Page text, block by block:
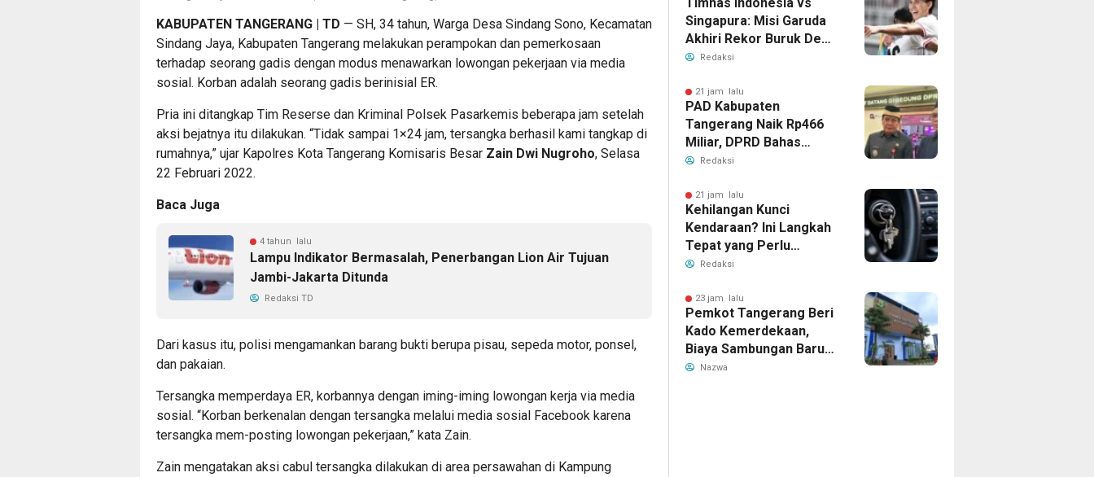
KABUPATEN TANGERANG | TD — SH, 34 tahun, Warga Desa Sindang Sono, Kecamatan
Sindang Jaya, Kabupaten Tangerang melakukan perampokan dan pemerkosaan
terhadap seorang gadis dengan modus menawarkan lowongan pekerjaan via media
sosial. Korban adalah seorang gadis berinisial ER.
Pria ini ditangkap Tim Reserse dan Kriminal Polsek Pasarkemis beberapa jam setelah
aksi bejatnya itu dilakukan. “Tidak sampai 1×24 jam, tersangka berhasil kami tangkap di
rumahnya,” ujar Kapolres Kota Tangerang Komisaris Besar Zain Dwi Nugroho, Selasa
22 Februari 2022.
Baca Juga
4 tahun lalu
Lampu Indikator Bermasalah, Penerbangan Lion Air Tujuan
Jambi-Jakarta Ditunda
Redaksi TD
Dari kasus itu, polisi mengamankan barang bukti berupa pisau, sepeda motor, ponsel,
dan pakaian.
Tersangka memperdaya ER, korbannya dengan iming-iming lowongan kerja via media
sosial. “Korban berkenalan dengan tersangka melalui media sosial Facebook karena
tersangka mem-posting lowongan pekerjaan,” kata Zain.
Zain mengatakan aksi cabul tersangka dilakukan di area persawahan di Kampung
Singapura: Misi Garuda
Akhiri Rekor Buruk Demi
Tiket Semifinal Piala AFF
Redaksi
21 jam lalu
PAD Kabupaten
Tangerang Naik Rp466
Miliar, DPRD Bahas
Perubahan KUA-PPAS
Redaksi
21 jam lalu
Kehilangan Kunci
Kendaraan? Ini Langkah
Tepat yang Perlu
Dilakukan
Redaksi
23 jam lalu
Pemkot Tangerang Beri
Kado Kemerdekaan,
Biaya Sambungan Baru
Air Bersih Dipangkas
Nazwa